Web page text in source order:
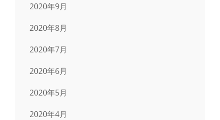
2020年9月
2020年8月
2020年7月
2020年6月
2020年5月
2020年4月